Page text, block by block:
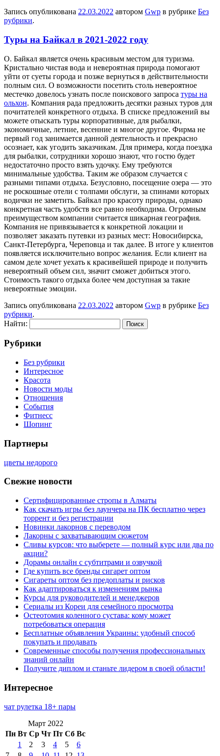
Запись опубликована 22.03.2022 автором Gwp в рубрике Без
рубрики.
Туры на Байкал в 2021-2022 году
O. Бaйкaл является очень красивым местом для туризма.
Кристально чистая вода и невероятная природа помогают
уйти от суеты города и позже вернуться в действительности
полным сил. О возможности посетить столь невероятное
местечко довелось узнать после поискового запроса туры на
ольхон. Компания рада предложить десятки разных туров для
почитателей конкретного отдыха. В списке предложений вы
можете отыскать туры корпоративные, для рыбалки,
экономичные, летние, весенние и многое другое. Фирма не
первый год занимается данной деятельность и прекрасно
осознает, как угодить заказчикам. Для примера, когда поездка
для рыбалки, сотрудники хорошо знают, что гостю будет
недостаточно просто взять удочку. Ему требуются
минимальные удобства. Таким же образом случается с
разными типами отдыха. Безусловно, посещение озера — это
не роскошные отели с толпами обслуги, за спинами которых
водички не заметить. Байкал про красоту природы, однако
конкретная часть удобств все равно необходима. Огромным
преимуществом компании считается шикарная география.
Компания не привязывается к конкретной локации и
позволяет заказать путевки из разных мест: Новосибирска,
Санкт-Петербурга, Череповца и так далее. В итоге у клиентов
появляется исключительно вопрос желания. Если клиент на
самом деле хочет уехать к красивейшей природе и получить
невероятный объем сил, значит сможет добиться этого.
Стоимость такого отдыха более чем доступная за такие
невероятные эмоции.
Запись опубликована 22.03.2022 автором Gwp в рубрике Без
рубрики.
Найти:
Рубрики
Без рубрики
Интересное
Красота
Новости моды
Отношения
События
Фитнесс
Шопинг
Партнеры
цветы недорого
Свежие новости
Сертифицированные стропы в Алматы
Как скачать игры без лаунчера на ПК бесплатно через
торрент и без регистрации
Новинки лакорнов с переводом
Лакорны с захватывающим сюжетом
Сливы курсов: что выберете — полный курс или два по
акции?
Дорамы онлайн с субтитрами и озвучкой
Где купить все бренды сигарет оптом
Сигареты оптом без предоплаты и рисков
Как адаптироваться к изменениям рынка
Курсы для руководителей и менеджеров
Сериалы из Кореи для семейного просмотра
Остеотомия коленного сустава: кому может
потребоваться операция
Бесплатные объявления Украины: удобный способ
покупать и продавать
Современные способы получения профессиональных
знаний онлайн
Получите диплом и станьте лидером в своей области!
Интересное
чат рулетка 18+ пары
Март 2022
Пн Вт Ср Чт Пт Сб Вс
1
2 3 4 5
6